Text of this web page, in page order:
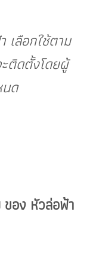
เลือกใช้ตาม
ติดตั้งโดยผู้
ด
อง หัวล่อฟ้า